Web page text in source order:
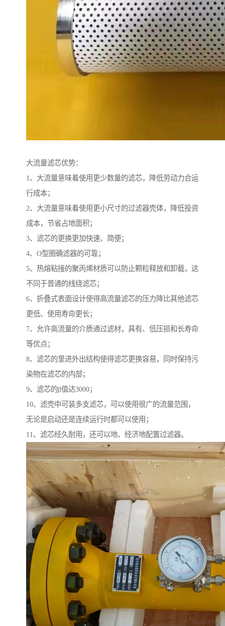
大流量滤芯优势：
1、大流量意味着使用更少数量的滤芯，降低劳动力合运
行成本；
2、大流量意味着使用更小尺寸的过滤器壳体，降低投资
成本，节省占地面积；
3、滤芯的更换更加快速、简便；
4、O型圈确滤器的可靠；
5、热熔粘接的聚丙烯材质可以防止颗粒释放和卸载，这
不同于普通的线绕滤芯；
6、折叠式表面设计使得高流量滤芯的压力降比其他滤芯
更低、使用寿命更长；
7、允许高流量的介质通过滤材，具有、低压损和长寿命
等优点；
8、滤芯的里进外出结构使得滤芯更换容易，同时保持污
染物在滤芯的内部；
9、滤芯的β值达3000；
10、滤壳中可装多支滤芯，可以使用很广的流量范围，
无论是启动还是连续运行时都可以使用；
11、滤芯经久耐用，还可以地、经济地配置过滤器。